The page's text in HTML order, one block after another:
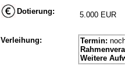
Dotierung: 5.000 EUR
Verleihung: Termin:
Weitere